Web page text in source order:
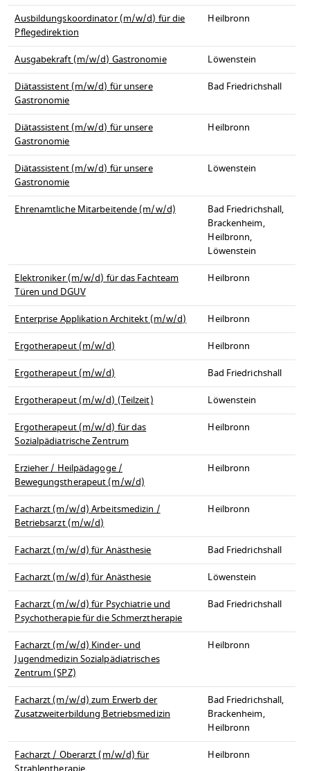
Ausbildungskoordinator (m/w/d) für die
Pflegedirektion
Heilbronn
Ausgabekraft (m/w/d) Gastronomie
Löwenstein
Diätassistent (m/w/d) für unsere
Gastronomie
Bad Friedrichshall
Diätassistent (m/w/d) für unsere
Gastronomie
Heilbronn
Diätassistent (m/w/d) für unsere
Gastronomie
Löwenstein
Ehrenamtliche Mitarbeitende (m/w/d)
Bad Friedrichshall,
Brackenheim,
Heilbronn,
Löwenstein
Elektroniker (m/w/d) für das Fachteam
Türen und DGUV
Heilbronn
Enterprise Applikation Architekt (m/w/d)
Heilbronn
Ergotherapeut (m/w/d)
Heilbronn
Ergotherapeut (m/w/d)
Bad Friedrichshall
Ergotherapeut (m/w/d) (Teilzeit)
Löwenstein
Ergotherapeut (m/w/d) für das
Sozialpädiatrische Zentrum
Heilbronn
Erzieher / Heilpädagoge /
Bewegungstherapeut (m/w/d)
Heilbronn
Facharzt (m/w/d) Arbeitsmedizin /
Betriebsarzt (m/w/d)
Heilbronn
Facharzt (m/w/d) für Anästhesie
Bad Friedrichshall
Facharzt (m/w/d) für Anästhesie
Löwenstein
Facharzt (m/w/d) für Psychiatrie und
Psychotherapie für die Schmerztherapie
Bad Friedrichshall
Facharzt (m/w/d) Kinder- und
Jugendmedizin Sozialpädiatrisches
Zentrum (SPZ)
Heilbronn
Facharzt (m/w/d) zum Erwerb der
Zusatzweiterbildung Betriebsmedizin
Bad Friedrichshall,
Brackenheim,
Heilbronn
Facharzt / Oberarzt (m/w/d) für
Heilbronn